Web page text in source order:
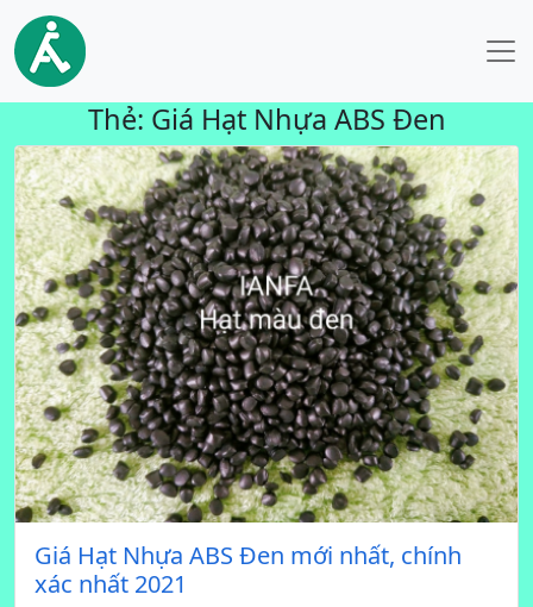
Thẻ: Giá Hạt Nhựa ABS Đen
Giá Hạt Nhựa ABS Đen mới nhất, chính
xác nhất 2021